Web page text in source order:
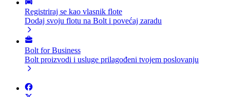
Registriraj se kao vlasnik flote
Dodaj svoju flotu na Bolt i povećaj zaradu
Bolt for Business
Bolt proizvodi i usluge prilagođeni tvojem poslovanju